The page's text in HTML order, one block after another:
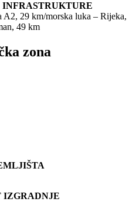
A2, 29 km/morska luka – Rijeka,
49 km
zona
IZGRADNJE